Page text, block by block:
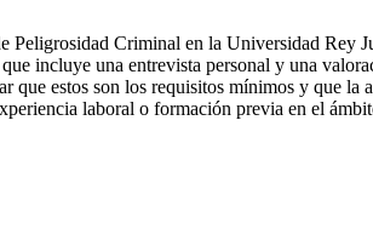
Peligrosidad Criminal en la Universidad Rey
incluye una entrevista personal y una
que estos son los requisitos mínimos y que
laboral o formación previa en el